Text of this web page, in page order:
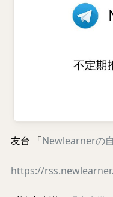
友台 「Newlearnerの
https://